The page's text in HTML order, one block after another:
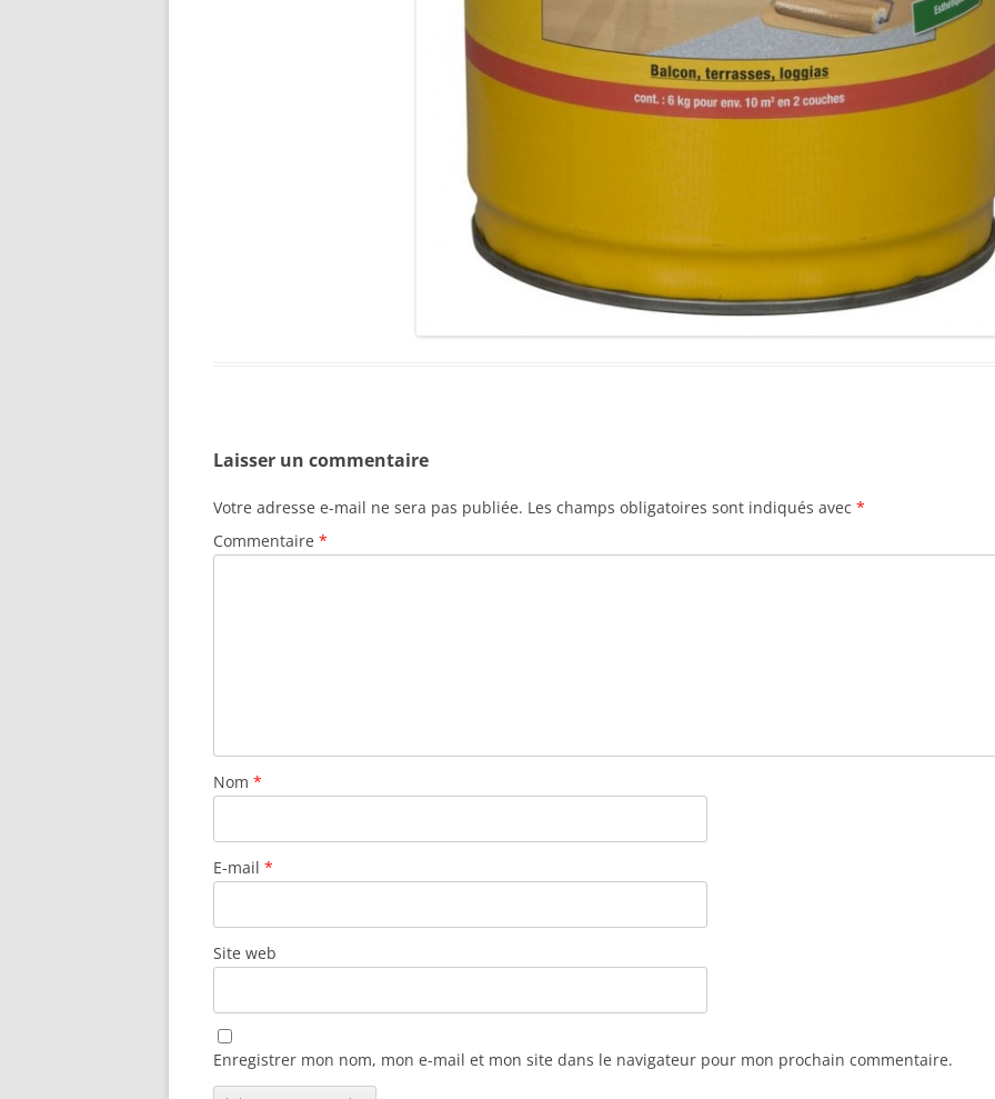
Laisser un commentaire
Votre adresse e-mail ne sera pas publiée. Les champs obligatoires sont indiqués avec *
Commentaire *
Nom *
E-mail *
Site web
Enregistrer mon nom, mon e-mail et mon site dans le navigateur pour mon prochain commentaire.